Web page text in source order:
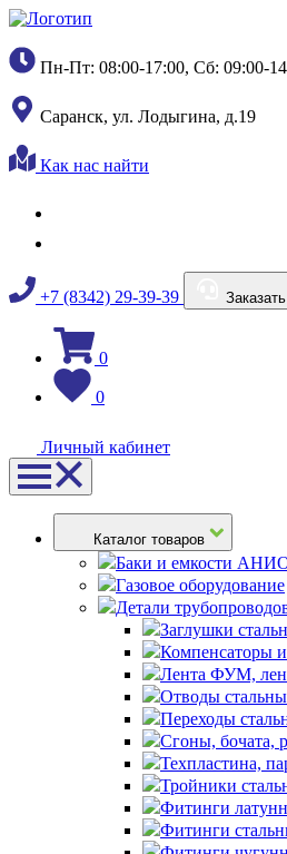
Пн-Пт: 08:00-17:00, Сб: 09:00-
Саранск, ул. Лодыгина, д.19
Как нас найти
+7 (8342) 29-39-39
0
0
Личный кабинет
Каталог товаров
Баки и емкости
Газовое оборудование
Детали
Заглушки
Компенсаторы
Лента ФУМ, лен
Отводы
Переходы
Сгоны, бочата,
Техпластина,
Тройники
Фитинги
Фитинги